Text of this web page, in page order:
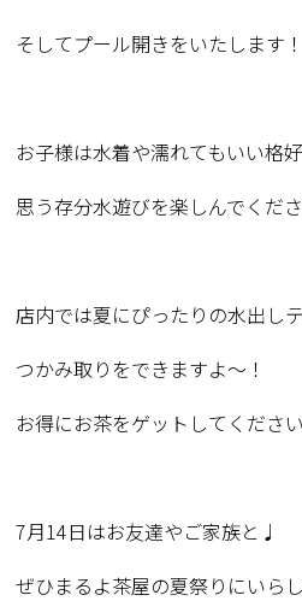
そしてプール開きをいたします！
お子様は水着や濡れてもいい格
思う存分水遊びを楽しんでくだ
店内では夏にぴったりの水出し
つかみ取りをできますよ〜！
お得にお茶をゲットしてくださ
7月14日はお友達やご家族と♩
ぜひまるよ茶屋の夏祭りにいら